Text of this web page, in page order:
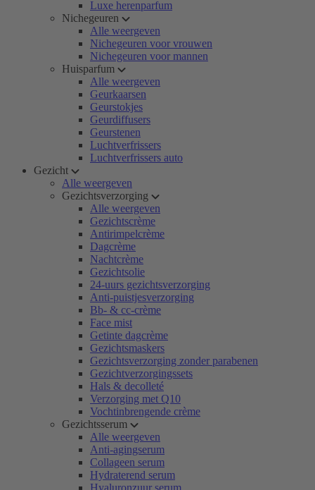
Luxe herenparfum
Nichegeuren
Alle weergeven
Nichegeuren voor vrouwen
Nichegeuren voor mannen
Huisparfum
Alle weergeven
Geurkaarsen
Geurstokjes
Geurdiffusers
Geurstenen
Luchtverfrissers
Luchtverfrissers auto
Gezicht
Alle weergeven
Gezichtsverzorging
Alle weergeven
Gezichtscrème
Antirimpelcrème
Dagcrème
Nachtcrème
Gezichtsolie
24-uurs gezichtsverzorging
Anti-puistjesverzorging
Bb- & cc-crème
Face mist
Getinte dagcrème
Gezichtsmaskers
Gezichtsverzorging zonder parabenen
Gezichtverzorgingssets
Hals & decolleté
Verzorging met Q10
Vochtinbrengende crème
Gezichtsserum
Alle weergeven
Anti-agingserum
Collageen serum
Hydraterend serum
Hyaluronzuur serum